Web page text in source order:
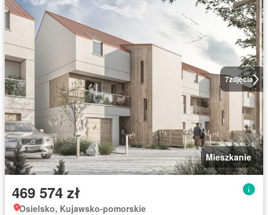
7zdjęcia
Mieszkanie
469 574 zł
Osielsko, Kujawsko-pomorskie